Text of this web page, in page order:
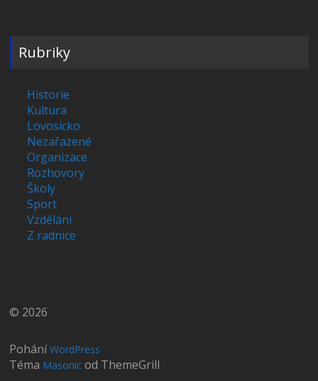
Rubriky
Historie
Kultura
Lovosicko
Nezařazené
Organizace
Rozhovory
Školy
Sport
Vzdělání
Z radnice
© 2026
PoháníWordPress
Téma Masonic od ThemeGrill